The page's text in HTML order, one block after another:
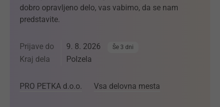
dobro opravljeno delo, vas vabimo, da se nam
predstavite.
Prijave do 9. 8. 2026 Še 3 dni
Kraj dela Polzela
PRO PETKA d.o.o. Vsa delovna mesta